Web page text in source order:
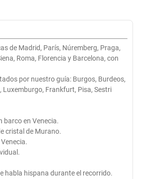
de Madrid, París, Núremberg, Praga,
Roma, Florencia y Barcelona, con
por nuestro guía: Burgos, Burdeos,
Luxemburgo, Frankfurt, Pisa, Sestri
barco en Venecia.
cristal de Murano.
habla hispana durante el recorrido.